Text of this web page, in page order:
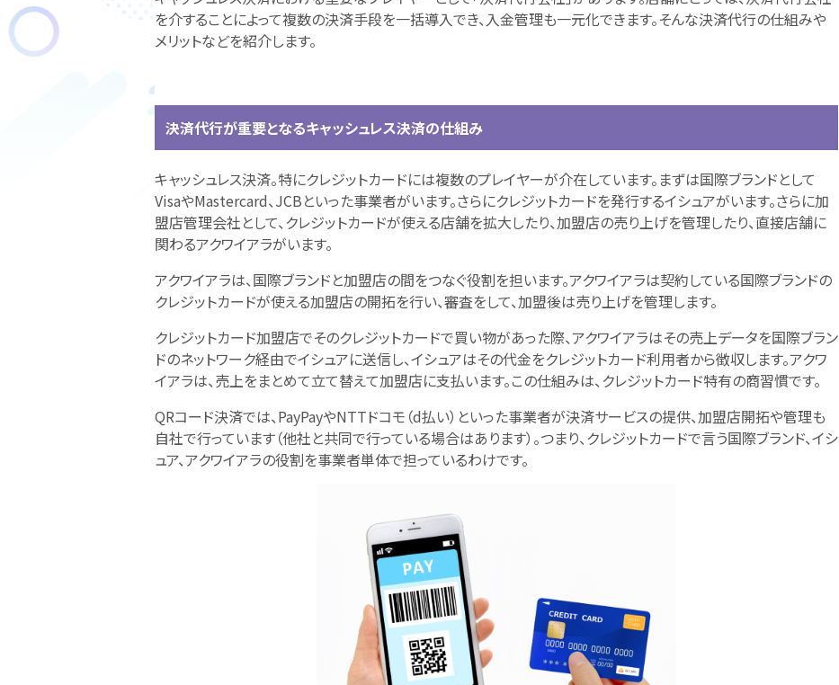
を介することによって複数の決済手段を一括導入でき、入金管理も一元化できます。そんな決済代行の仕組みや
メリットなどを紹介します。
決済代行が重要となるキャッシュレス決済の仕組み
キャッシュレス決済。特にクレジットカードには複数のプレイヤーが介在しています。まずは国際ブランドとして
VisaやMastercard、JCBといった事業者がいます。さらにクレジットカードを発行するイシュアがいます。さらに加
盟店管理会社として、クレジットカードが使える店舗を拡大したり、加盟店の売り上げを管理したり、直接店舗に
関わるアクワイアラがいます。
アクワイアラは、国際ブランドと加盟店の間をつなぐ役割を担います。アクワイアラは契約している国際ブランドの
クレジットカードが使える加盟店の開拓を行い、審査をして、加盟後は売り上げを管理します。
クレジットカード加盟店でそのクレジットカードで買い物があった際、アクワイアラはその売上データを国際ブラン
ドのネットワーク経由でイシュアに送信し、イシュアはその代金をクレジットカード利用者から徴収します。アクワ
イアラは、売上をまとめて立て替えて加盟店に支払います。この仕組みは、クレジットカード特有の商習慣です。
QRコード決済では、PayPayやNTTドコモ（d払い）といった事業者が決済サービスの提供、加盟店開拓や管理も
自社で行っています（他社と共同で行っている場合はあります）。つまり、クレジットカードで言う国際ブランド、イシ
ュア、アクワイアラの役割を事業者単体で担っているわけです。